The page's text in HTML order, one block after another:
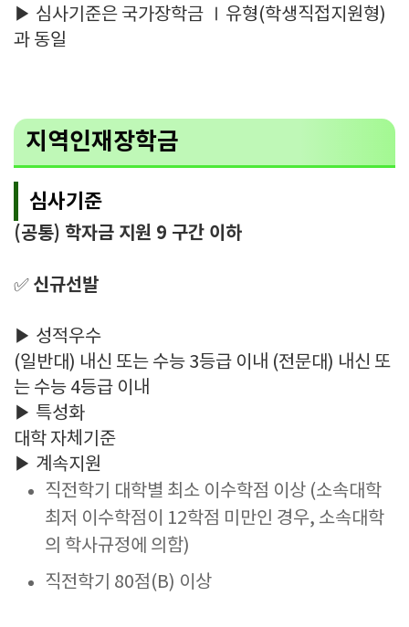
▶ 심사기준은 국가장학금 Ⅰ유형(학생직접지원형)
과 동일
지역인재장학금
심사기준
(공통) 학자금 지원 9 구간 이하
✅ 신규선발
▶ 성적우수
(일반대) 내신 또는 수능 3등급 이내 (전문대) 내신 또
는 수능 4등급 이내
▶ 특성화
대학 자체기준
▶ 계속지원
직전학기 대학별 최소 이수학점 이상 (소속대학
최저 이수학점이 12학점 미만인 경우, 소속대학
의 학사규정에 의함)
직전학기 80점(B) 이상